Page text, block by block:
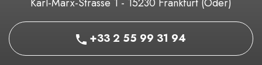
+33 2 55 99 31 94